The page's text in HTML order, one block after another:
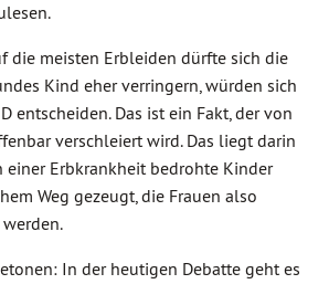
die meisten Erbleiden dürfte sich die
Kind eher verringern, würden sich
entscheiden. Das ist ein Fakt, der von
verschleiert wird. Das liegt darin
einer Erbkrankheit bedrohte Kinder
Weg gezeugt, die Frauen also
In der heutigen Debatte geht es